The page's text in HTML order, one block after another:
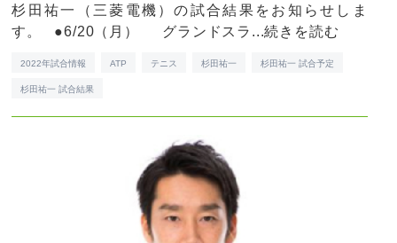
杉田祐一（三菱電機）の試合結果をお知らせしま
す。 ●6/20（月） グランドスラ...続きを読む
2022年試合情報 ATP テニス 杉田祐一 杉田祐一 試合予定
杉田祐一 試合結果